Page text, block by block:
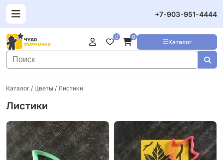
+7-903-951-4444
Каталог
0 0
Каталог / Цветы / Листики
Листики